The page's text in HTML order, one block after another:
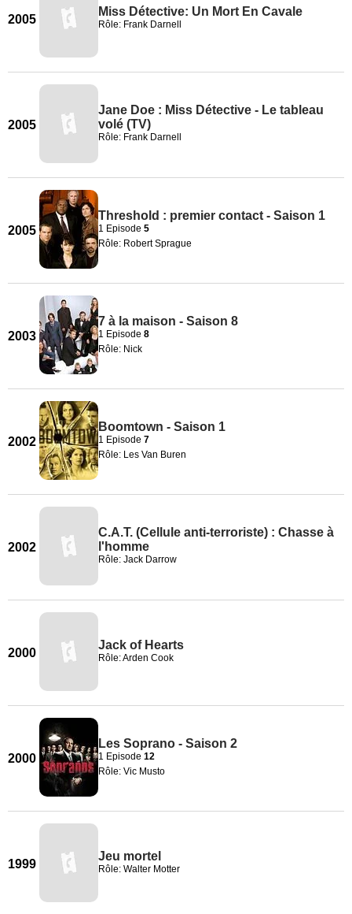
2005
Miss Détective: Un Mort En Cavale
Rôle: Frank Darnell
2005
Jane Doe : Miss Détective - Le tableau
volé (TV)
Rôle: Frank Darnell
2005
Threshold : premier contact - Saison 1
1 Episode 5
Rôle: Robert Sprague
2003
7 à la maison - Saison 8
1 Episode 8
Rôle: Nick
2002
Boomtown - Saison 1
1 Episode 7
Rôle: Les Van Buren
2002
C.A.T. (Cellule anti-terroriste) : Chasse à
l'homme
Rôle: Jack Darrow
2000
Jack of Hearts
Rôle: Arden Cook
2000
Les Soprano - Saison 2
1 Episode 12
Rôle: Vic Musto
1999
Jeu mortel
Rôle: Walter Motter